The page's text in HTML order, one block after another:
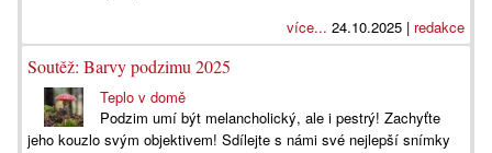
více... 24.10.2025 | redakce
Soutěž: Barvy podzimu 2025
Teplo v domě
Podzim umí být melancholický, ale i pestrý! Zachyťte
jeho kouzlo svým objektivem! Sdílejte s námi své nejlepší snímky